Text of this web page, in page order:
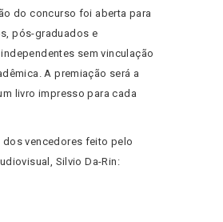
do concurso foi aberta para
pós-graduados e
sem vinculação
A premiação será a
livro impresso para cada
dos vencedores feito pelo
Silvio Da-Rin: